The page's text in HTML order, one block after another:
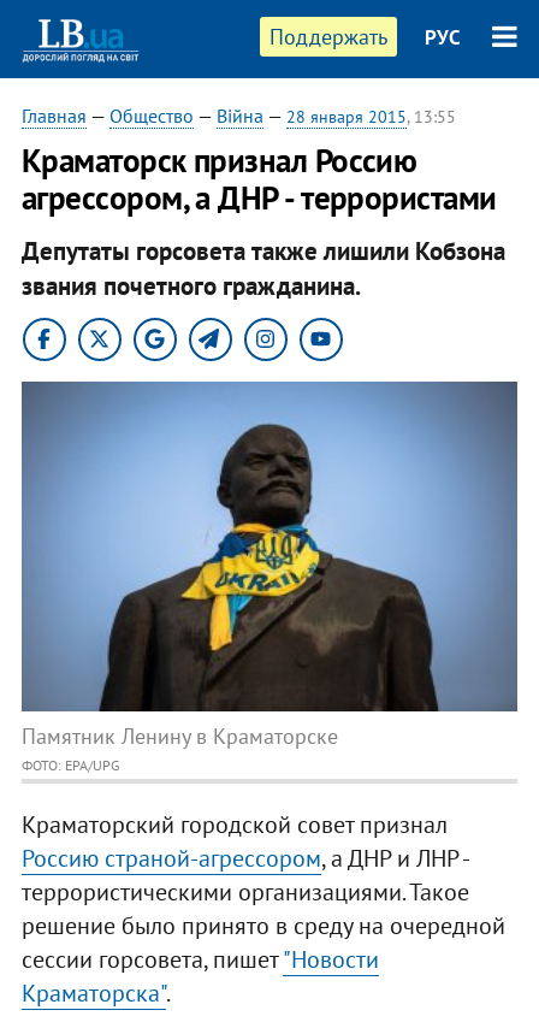
Поддержать РУС
Главная — Общество — Війна — 28 января 2015, 13:55
Краматорск признал Россию
агрессором, а ДНР - террористами
Депутаты горсовета также лишили Кобзона
звания почетного гражданина.
Памятник Ленину в Краматорске
ФОТО: EPA/UPG
Краматорский городской совет признал
Россию страной-агрессором, а ДНР и ЛНР -
террористическими организациями. Такое
решение было принято в среду на очередной
сессии горсовета, пишет"Новости
Краматорска".